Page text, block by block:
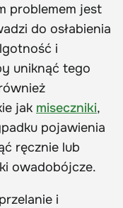
problemem jest
do osłabienia
i
uniknąć tego
jak miseczniki,
pojawienia
ręcznie lub
owadobójcze.
i